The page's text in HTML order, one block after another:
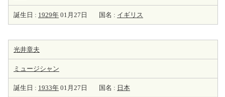
誕生日 : 1929年 01月27日 国名 : イギリス
光井章夫
ミュージシャン
誕生日 : 1933年 01月27日 国名 : 日本